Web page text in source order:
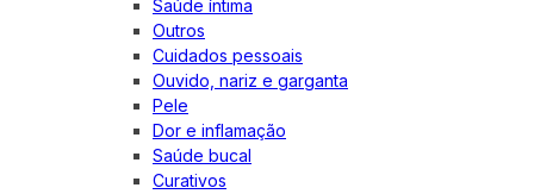
Saúde íntima
Outros
Cuidados pessoais
Ouvido, nariz e garganta
Pele
Dor e inflamação
Saúde bucal
Curativos